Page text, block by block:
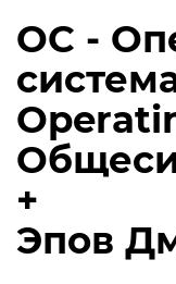
ОС -
+
Эпов